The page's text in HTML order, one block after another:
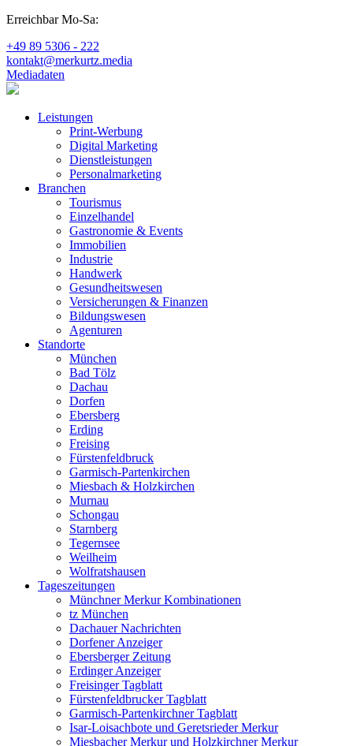
Erreichbar Mo-Sa:
+49 89 5306 - 222
kontakt@merkurtz.media
Mediadaten
Leistungen
Print-Werbung
Digital Marketing
Dienstleistungen
Personalmarketing
Branchen
Tourismus
Einzelhandel
Gastronomie & Events
Immobilien
Industrie
Handwerk
Gesundheitswesen
Versicherungen & Finanzen
Bildungswesen
Agenturen
Standorte
München
Bad Tölz
Dachau
Dorfen
Ebersberg
Erding
Freising
Fürstenfeldbruck
Garmisch-Partenkirchen
Miesbach & Holzkirchen
Murnau
Schongau
Starnberg
Tegernsee
Weilheim
Wolfratshausen
Tageszeitungen
Münchner Merkur Kombinationen
tz München
Dachauer Nachrichten
Dorfener Anzeiger
Ebersberger Zeitung
Erdinger Anzeiger
Freisinger Tagblatt
Fürstenfeldbrucker Tagblatt
Garmisch-Partenkirchner Tagblatt
Isar-Loisachbote und Geretsrieder Merkur
Miesbacher Merkur und Holzkirchner Merkur